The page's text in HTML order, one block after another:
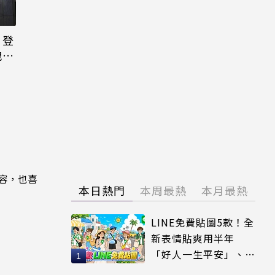
，也喜
本日熱門 本周最熱 本月最熱
LINE免費貼圖5款！全
新表情貼爽用半年
「好人一生平安」、